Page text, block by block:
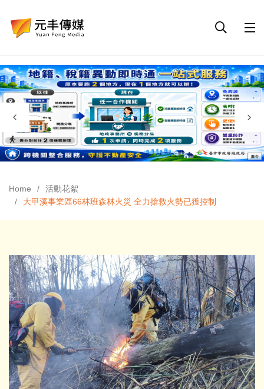
Home
活動花絮
大甲溪事業區66林班森林火災 全力搶救火勢已獲控制